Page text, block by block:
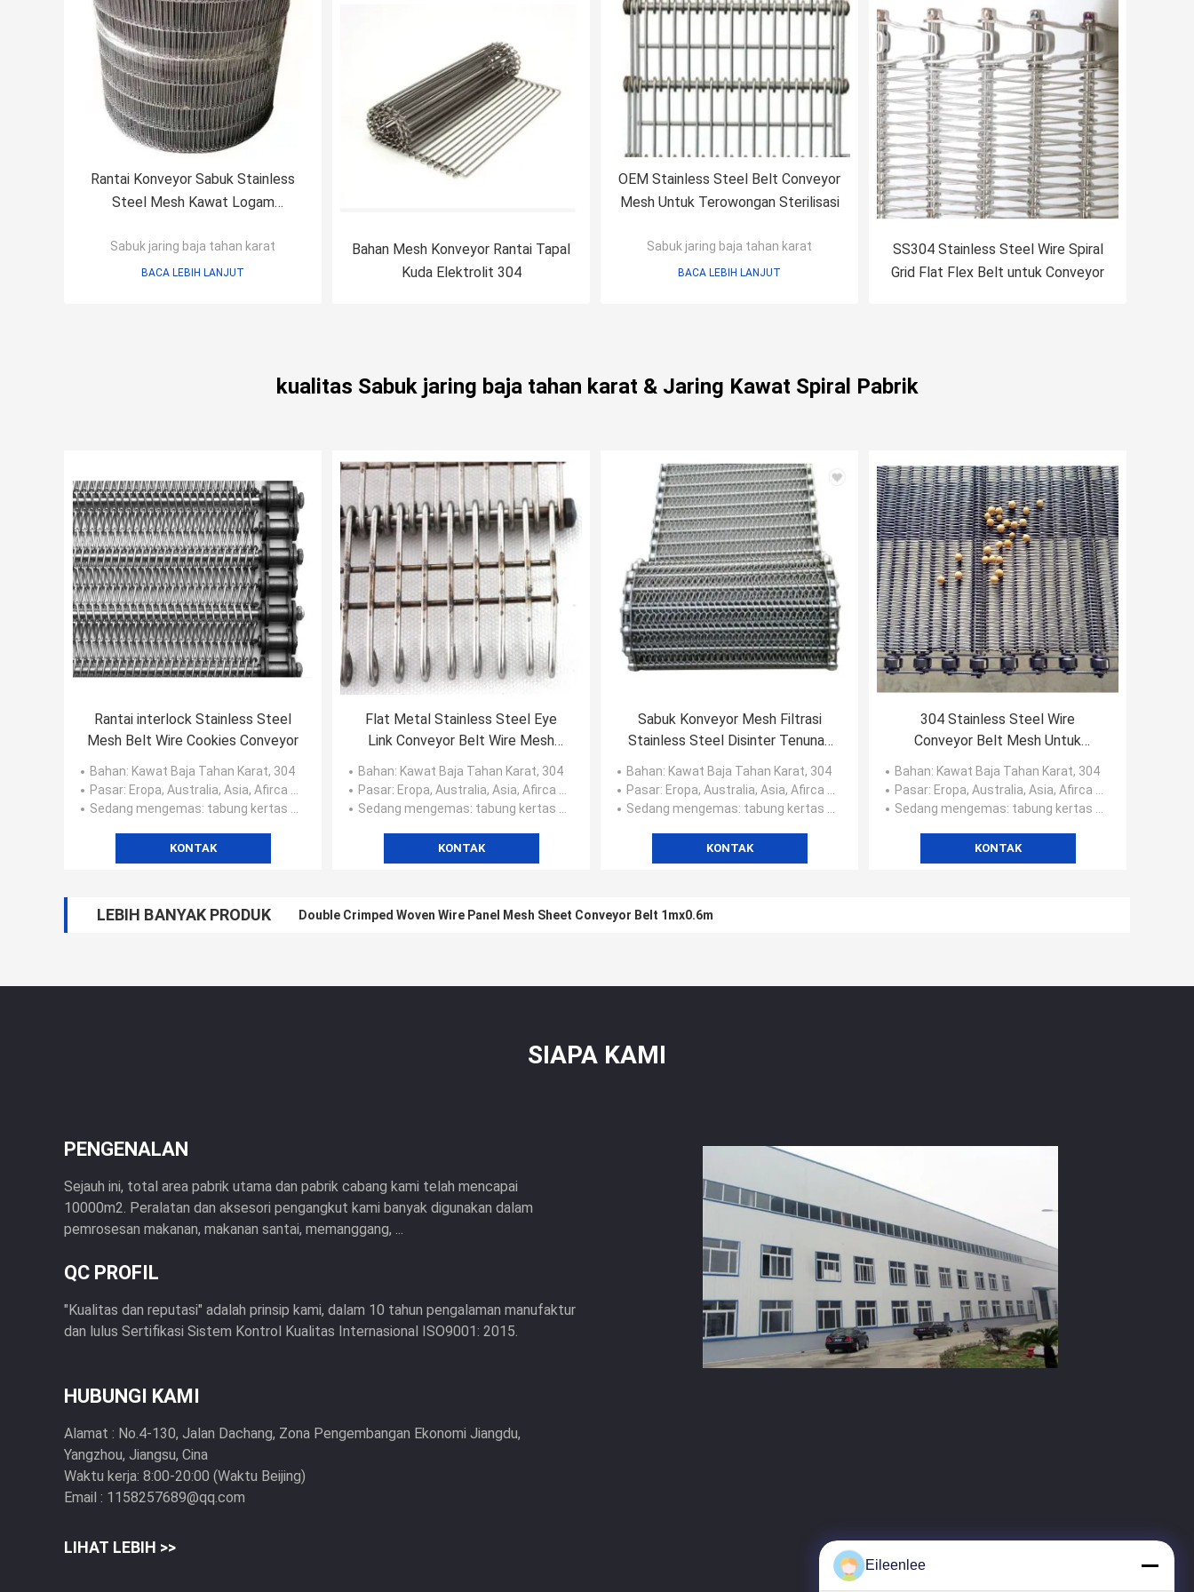
Rantai Konveyor Sabuk Stainless
Steel Mesh Kawat Logam
Sabuk jaring baja tahan karat
BACA LEBIH LANJUT
Bahan Mesh Konveyor Rantai Tapal
Kuda Elektrolit 304
OEM Stainless Steel Belt Conveyor
Mesh Untuk Terowongan Sterilisasi
Sabuk jaring baja tahan karat
BACA LEBIH LANJUT
SS304 Stainless Steel Wire Spiral
Grid Flat Flex Belt untuk Conveyor
kualitas Sabuk jaring baja tahan karat & Jaring Kawat Spiral Pabrik
Rantai interlock Stainless Steel
Mesh Belt Wire Cookies Conveyor
Bahan: Kawat Baja Tahan Karat, 304
Pasar: Eropa, Australia, Asia, Afirca dll, Amerika
Sedang mengemas: tabung kertas di dalam + kotak wodden + kantong plastik +
KONTAK
Flat Metal Stainless Steel Eye
Link Conveyor Belt Wire Mesh
Untuk Oven
Bahan: Kawat Baja Tahan Karat, 304
Pasar: Eropa, Australia, Asia, Afirca dll, Amerika
Sedang mengemas: tabung kertas di dalam + kotak wodden + kantong plastik +
KONTAK
Sabuk Konveyor Mesh Filtrasi
Stainless Steel Disinter Tenunan
Polos
Bahan: Kawat Baja Tahan Karat, 304
Pasar: Eropa, Australia, Asia, Afirca dll, Amerika
Sedang mengemas: tabung kertas di dalam + kotak wodden + kantong plastik +
KONTAK
304 Stainless Steel Wire
Conveyor Belt Mesh Untuk
Konveyor Tungku Pengering
Bahan: Kawat Baja Tahan Karat, 304
Pasar: Eropa, Australia, Asia, Afirca dll, Amerika
Sedang mengemas: tabung kertas di dalam + kotak wodden + kantong plastik +
KONTAK
LEBIH BANYAK PRODUK Double Crimped Woven Wire Panel Mesh Sheet Conveyor Belt 1mx0.6m
SIAPA KAMI
PENGENALAN
Sejauh ini, total area pabrik utama dan pabrik cabang kami telah mencapai
10000m2. Peralatan dan aksesori pengangkut kami banyak digunakan dalam
pemrosesan makanan, makanan santai, memanggang, ...
QC PROFIL
"Kualitas dan reputasi" adalah prinsip kami, dalam 10 tahun pengalaman manufaktur
dan lulus Sertifikasi Sistem Kontrol Kualitas Internasional ISO9001: 2015.
HUBUNGI KAMI
Alamat : No.4-130, Jalan Dachang, Zona Pengembangan Ekonomi Jiangdu,
Yangzhou, Jiangsu, Cina
Waktu kerja: 8:00-20:00 (Waktu Beijing)
Email : 1158257689@qq.com
LIHAT LEBIH >>
Eileenlee